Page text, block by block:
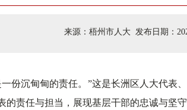
来源：梧州市人大 发布日期：
份沉甸甸的责任。”这是长洲区人大代
责任与担当，展现基层干部的忠诚与坚守